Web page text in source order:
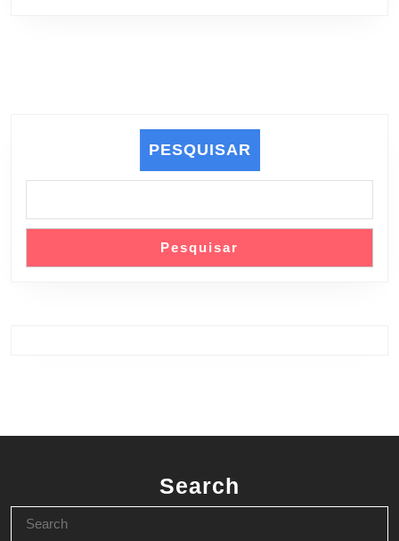
PESQUISAR
Pesquisar
Search
for: